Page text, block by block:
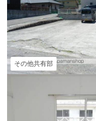
その他共有部